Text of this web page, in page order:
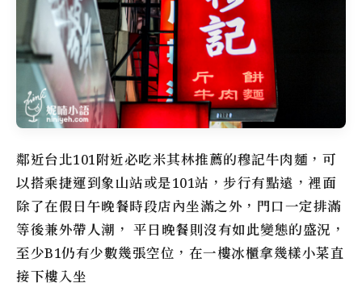
鄰近台北101附近必吃米其林推薦的穆記牛肉麵，可
以搭乘捷運到象山站或是101站，步行有點遠，裡面
除了在假日午晚餐時段店內坐滿之外，門口一定排滿
等後兼外帶人潮， 平日晚餐則沒有如此變態的盛況，
至少B1仍有少數幾張空位，在一樓冰櫃拿幾樣小菜直
接下樓入坐